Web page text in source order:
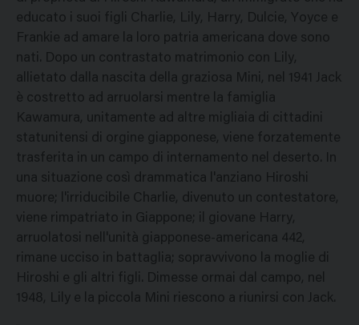
educato i suoi figli Charlie, Lily, Harry, Dulcie, Yoyce e
Frankie ad amare la loro patria americana dove sono
nati. Dopo un contrastato matrimonio con Lily,
allietato dalla nascita della graziosa Mini, nel 1941 Jack
è costretto ad arruolarsi mentre la famiglia
Kawamura, unitamente ad altre migliaia di cittadini
statunitensi di orgine giapponese, viene forzatemente
trasferita in un campo di internamento nel deserto. In
una situazione così drammatica l'anziano Hiroshi
muore; l'irriducibile Charlie, divenuto un contestatore,
viene rimpatriato in Giappone; il giovane Harry,
arruolatosi nell'unità giapponese-americana 442,
rimane ucciso in battaglia; sopravvivono la moglie di
Hiroshi e gli altri figli. Dimesse ormai dal campo, nel
1948, Lily e la piccola Mini riescono a riunirsi con Jack.